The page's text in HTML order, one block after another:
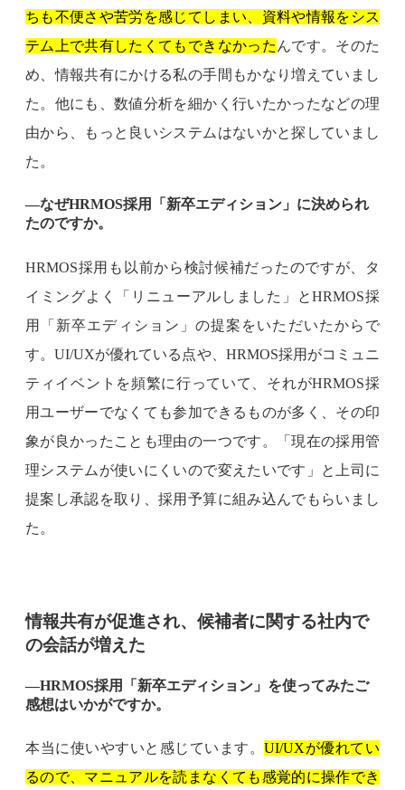
ちも不便さや苦労を感じてしまい、資料や情報をシス
テム上で共有したくてもできなかった んです。そのた
め、情報共有にかける私の手間もかなり増えていまし
た。他にも、数値分析を細かく行いたかったなどの理
由から、もっと良いシステムはないかと探していまし
た。
―なぜHRMOS採用「新卒エディション」に決められ
たのですか。
HRMOS採用も以前から検討候補だったのですが、タ
イミングよく「リニューアルしました」とHRMOS採
用「新卒エディション」の提案をいただいたからで
す。UI/UXが優れている点や、HRMOS採用がコミュニ
ティイベントを頻繁に行っていて、それがHRMOS採
用ユーザーでなくても参加できるものが多く、その印
象が良かったことも理由の一つです。「現在の採用管
理システムが使いにくいので変えたいです」と上司に
提案し承認を取り、採用予算に組み込んでもらいまし
た。
情報共有が促進され、候補者に関する社内で
の会話が増えた
―HRMOS採用「新卒エディション」を使ってみたご
感想はいかがですか。
本当に使いやすいと感じています。UI/UXが優れてい
るので、マニュアルを読まなくても感覚的に操作でき